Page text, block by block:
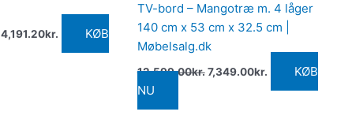
4,191.20kr.
KØB
TV-bord – Mangotræ m. 4 låger
140 cm x 53 cm x 32.5 cm |
Møbelsalg.dk
12,599.00kr. 7,349.00kr.
KØB
NU